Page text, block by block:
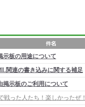
示板の用途について
関連の書き込みに関する補足
掲示板のご利用について
戦った人たち！楽しかったぜ